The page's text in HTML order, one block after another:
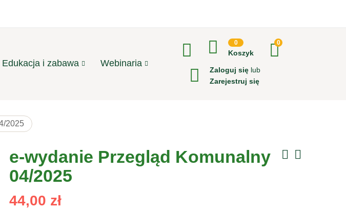
0
Koszyk
0
Zaloguj się lub
Zarejestruj się
Edukacja i zabawa Webinaria
2025
e-wydanie Przegląd Komunalny
04/2025
44,00 zł